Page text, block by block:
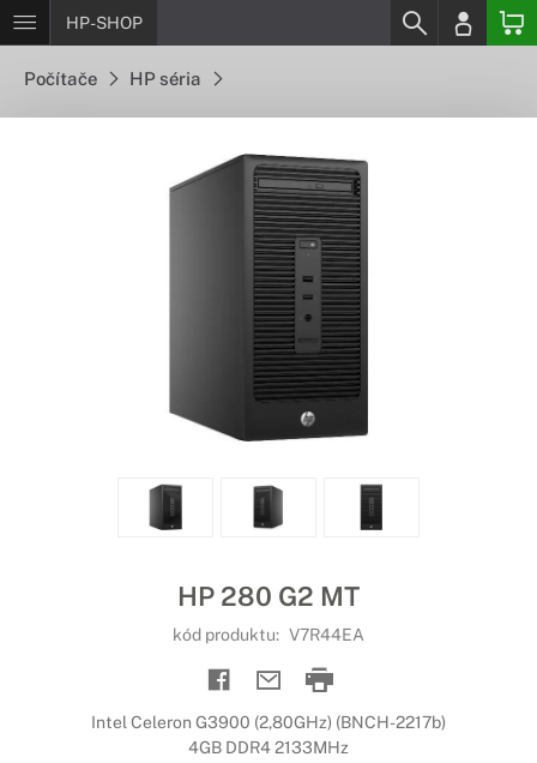
HP-SHOP
Počítače HP séria
HP 280 G2 MT
kód produktu: V7R44EA
Intel Celeron G3900 (2,80GHz) (BNCH-2217b)
4GB DDR4 2133MHz